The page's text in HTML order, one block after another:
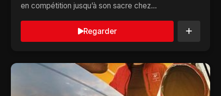
en compétition jusqu’à son sacre chez...
Regarder